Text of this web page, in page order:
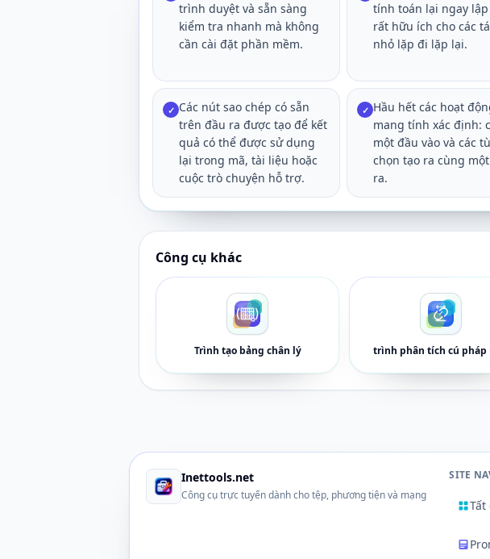
trình duyệt và sẵn sàng
kiểm tra nhanh mà không
cần cài đặt phần mềm.
tính toán lại ngay
rất hữu ích cho các
nhỏ lặp đi lặp lại.
✓ Các nút sao chép có sẵn
trên đầu ra được tạo để kết
quả có thể được sử dụng
lại trong mã, tài liệu hoặc
cuộc trò chuyện hỗ trợ.
✓ Hầu hết các hoạt
mang tính xác định:
một đầu vào và các
chọn tạo ra cùng
ra.
Công cụ khác
Trình tạo bảng chân lý trình phân tích cú pháp
Inettools.net
Công cụ trực tuyến dành cho tệp, phương tiện và mạng
SITE
Tất